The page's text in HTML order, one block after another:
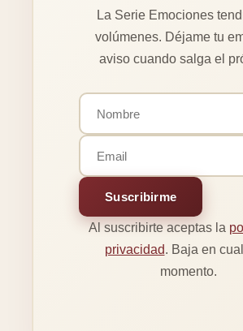
La Serie Emociones
volúmenes. Déjame tu
aviso cuando salga el
Suscribirme
Al suscribirte aceptas la
privacidad. Baja en
momento.